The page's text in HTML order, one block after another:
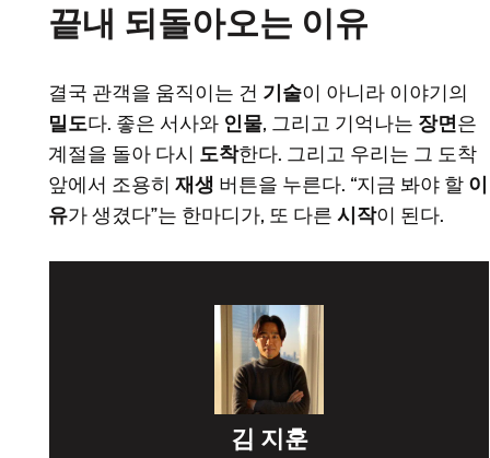
끝내 되돌아오는 이유
결국 관객을 움직이는 건 기술이 아니라 이야기의
밀도다. 좋은 서사와 인물, 그리고 기억나는 장면은
계절을 돌아 다시 도착한다. 그리고 우리는 그 도착
앞에서 조용히 재생 버튼을 누른다. “지금 봐야 할 이
유가 생겼다”는 한마디가, 또 다른 시작이 된다.
김 지훈